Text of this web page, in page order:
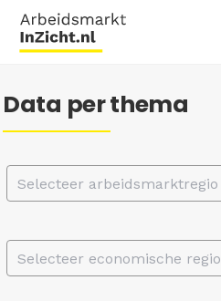
Data per thema
Selecteer arbeidsmarktregio
Selecteer economische regio